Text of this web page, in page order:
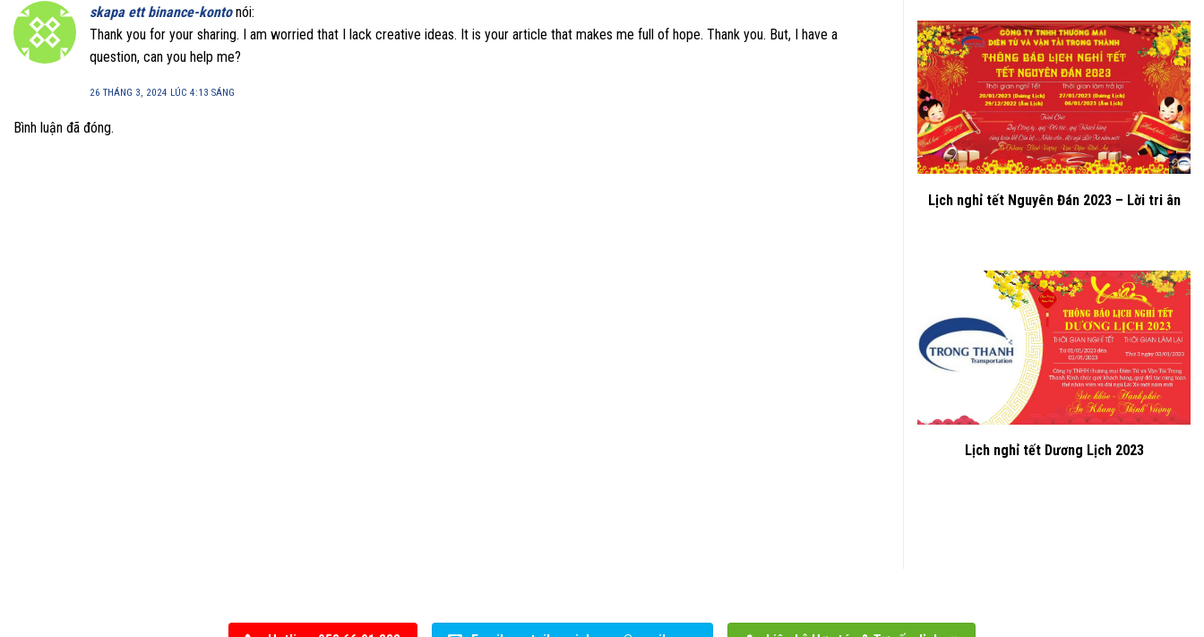
skapa ett binance-konto nói:
Thank you for your sharing. I am worried that I lack creative ideas. It is your article that makes me full of hope. Thank you. But, I have a
question, can you help me?
26 THÁNG 3, 2024 LÚC 4:13 SÁNG
Bình luận đã đóng.
Lịch nghỉ tết Nguyên Đán 2023 – Lời tri ân
Lịch nghỉ tết Dương Lịch 2023